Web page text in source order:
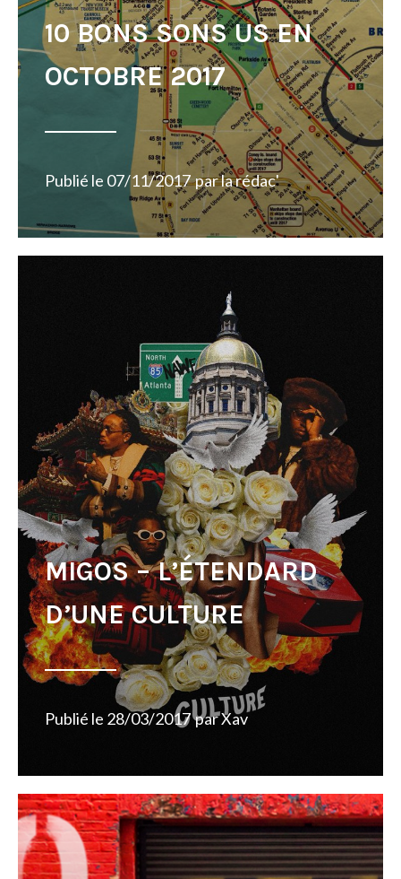
10 BONS SONS US EN
OCTOBRE 2017
Publié le 07/11/2017 parla rédac'
MIGOS – L’ÉTENDARD
D’UNE CULTURE
Publié le 28/03/2017 parXav